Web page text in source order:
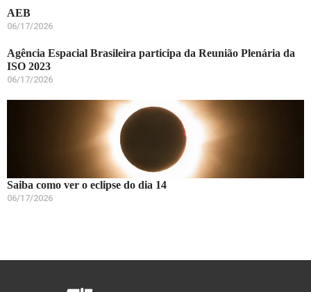
AEB
06/17/2026
Agência Espacial Brasileira participa da Reunião Plenária da
ISO 2023
06/17/2026
Saiba como ver o eclipse do dia 14
06/17/2026